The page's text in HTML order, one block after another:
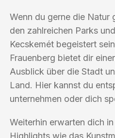
Wenn du gerne die Natur
den zahlreichen Parks
Kecskemét begeistert
Frauenberg bietet dir
Ausblick über die Stadt
Land. Hier kannst du
unternehmen oder dich
Weiterhin erwarten dich
Highlights wie das